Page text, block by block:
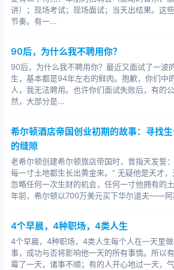
讲）；现场考试；现场面试；当天出结果。这
节奏。有一...
90后，为什么我不聘用你？
90后，为什么我不聘用你？最近又面试了一波
生，基本都是94年左右的鲜肉。抱歉，你们中
人，我无法聘用。也许你们面试失败后，有的
然，大部分是...
希尔顿酒店帝国创业初期的故事：寻找
的缝隙
老希尔顿创建希尔顿旅店帝国时，曾指天发誓
每一寸土地都生长出黄金来。” 无疑他是天才
忽略任何一次生财的机会，任何一寸他拥有的
年前，希尔顿以700万美元买下华尔道夫——阿
4个早晨，4种职场，4类人生
4个早晨，4种职场，4类人生每个人在一天里
事，成功与否将影响他一天的所有事情。所以
霉了一天，诸事不顺；有的人开心地过一天，